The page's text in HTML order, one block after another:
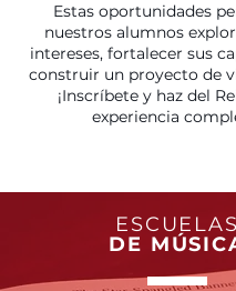
Estas oportunidades
nuestros alumnos
intereses, fortalecer sus
construir un proyecto de
¡Inscríbete y haz del
experiencia
ESCUELAS
DE